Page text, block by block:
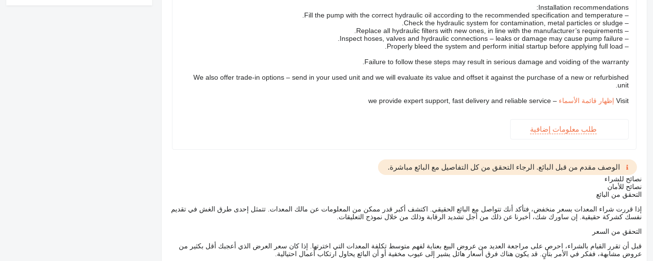
Installation recommendations:
– Fill the pump with the correct hydraulic oil according to the recommended specification and temperature.
– Check the hydraulic system for contamination, metal particles or sludge.
– Replace all hydraulic filters with new ones, in line with the manufacturer’s requirements.
– Inspect hoses, valves and hydraulic connections – leaks or damage may cause pump failure.
– Properly bleed the system and perform initial startup before applying full load.
Failure to follow these steps may result in serious damage and voiding of the warranty.
We also offer trade-in options – send in your used unit and we will evaluate its value and offset it against the purchase of a new or refurbished
unit.
Visit إظهار قائمة الأسماء – we provide expert support, fast delivery and reliable service
طلب معلومات إضافية
الوصف مقدم من قبل البائع. الرجاء التحقق من كل التفاصيل مع البائع مباشرة.
نصائح للشراء
نصائح للأمان
التحقق من البائع
إذا قررت شراء المعدات بسعر منخفض، فتأكد أنك تتواصل مع البائع الحقيقي. اكتشف أكبر قدر ممكن من المعلومات عن مالك المعدات. تتمثل إحدى طرق الغش في تقديم
نفسك كشركة حقيقية. إن ساورك شك، أخبرنا عن ذلك من أجل تشديد الرقابة وذلك من خلال نموذج التعليقات.
التحقق من السعر
قبل أن تقرر القيام بالشراء، احرص على مراجعة العديد من عروض البيع بعناية لفهم متوسط تكلفة المعدات التي اخترتها. إذا كان سعر العرض الذي أعجبك أقل بكثير من
عروض مشابهة، ففكر في الأمر بتأنٍ. قد يكون هناك فرق أسعار هائل يشير إلى عيوب مخفية أو أن البائع يحاول ارتكاب أعمال احتيالية.